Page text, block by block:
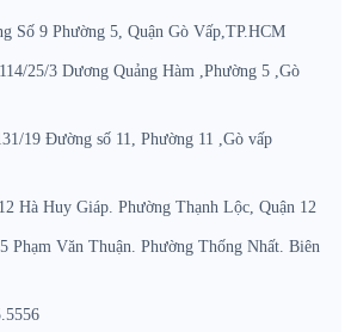
Số 9 Phường 5, Quận Gò Vấp,TP.HCM
114/25/3 Dương Quảng Hàm ,Phường 5 ,Gò
19 Đường số 11, Phường 11 ,Gò vấp
Hà Huy Giáp. Phường Thạnh Lộc, Quận 12
Phạm Văn Thuận. Phường Thống Nhất. Biên